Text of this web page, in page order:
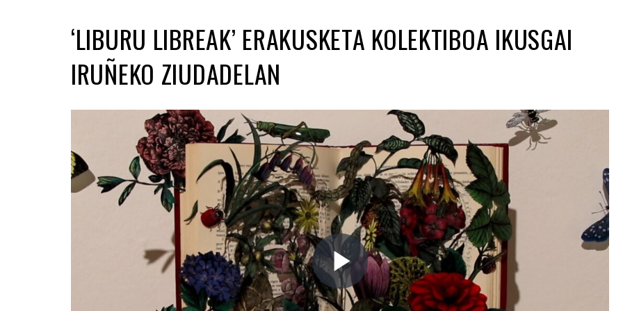
‘LIBURU LIBREAK’ ERAKUSKETA KOLEKTIBOA IKUSGAI
IRUÑEKO ZIUDADELAN